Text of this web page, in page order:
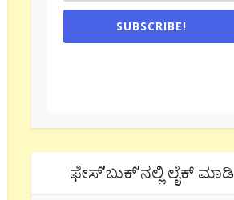
SUBSCRIBE!
ಫೇಸ್’ಬುಕ್’ನಲ್ಲಿ ಲೈಕ್ ಮಾಡಿ